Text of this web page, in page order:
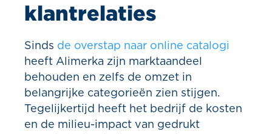
klantrelaties
Sinds de overstap naar online catalogi
heeft Alimerka zijn marktaandeel
behouden en zelfs de omzet in
belangrijke categorieën zien stijgen.
Tegelijkertijd heeft het bedrijf de kosten
en de milieu-impact van gedrukt